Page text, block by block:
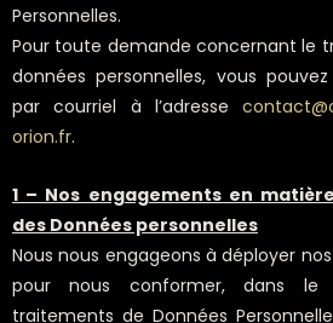
Personnelles.
Pour toute demande concernant le
données personnelles, vous
par courriel à l’adresse
orion.fr.
1 – Nos engagements en
des Données personnelles
Nous nous engageons à déployer
pour nous conformer, dans
traitements de Données